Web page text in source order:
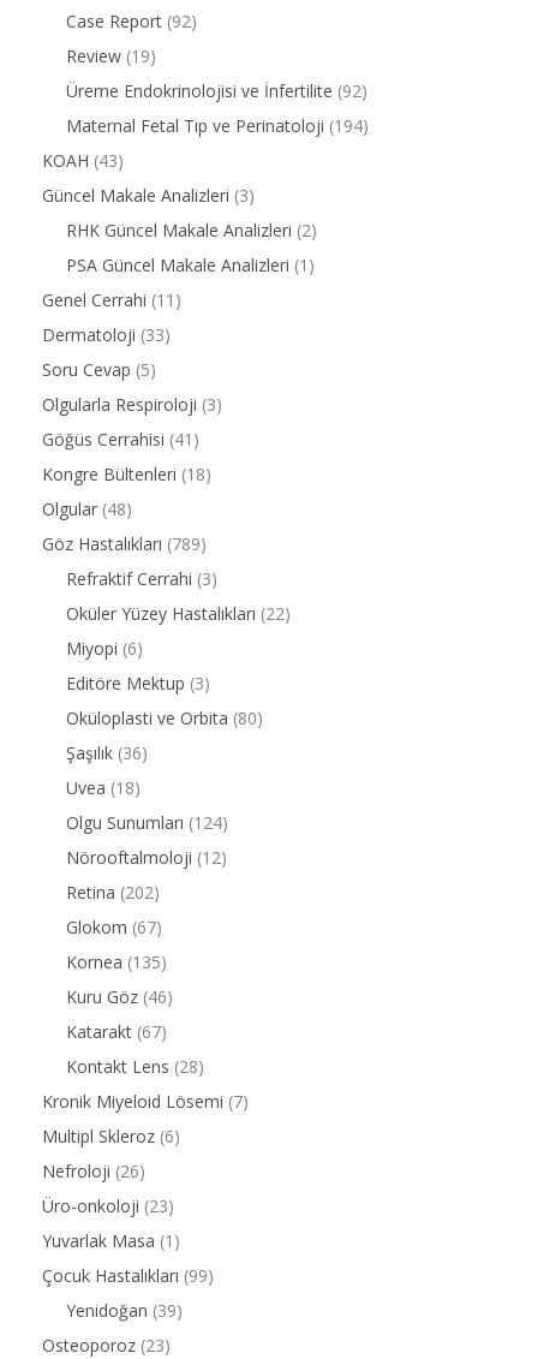
Case Report (92)
Review (19)
Üreme Endokrinolojisi ve İnfertilite (92)
Maternal Fetal Tıp ve Perinatoloji (194)
KOAH (43)
Güncel Makale Analizleri (3)
RHK Güncel Makale Analizleri (2)
PSA Güncel Makale Analizleri (1)
Genel Cerrahi (11)
Dermatoloji (33)
Soru Cevap (5)
Olgularla Respiroloji (3)
Göğüs Cerrahisi (41)
Kongre Bültenleri (18)
Olgular (48)
Göz Hastalıkları (789)
Refraktif Cerrahi (3)
Oküler Yüzey Hastalıkları (22)
Miyopi (6)
Editöre Mektup (3)
Oküloplasti ve Orbita (80)
Şaşılık (36)
Uvea (18)
Olgu Sunumları (124)
Nörooftalmoloji (12)
Retina (202)
Glokom (67)
Kornea (135)
Kuru Göz (46)
Katarakt (67)
Kontakt Lens (28)
Kronik Miyeloid Lösemi (7)
Multipl Skleroz (6)
Nefroloji (26)
Üro-onkoloji (23)
Yuvarlak Masa (1)
Çocuk Hastalıkları (99)
Yenidoğan (39)
Osteoporoz (23)